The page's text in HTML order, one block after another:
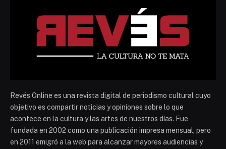
Revés Online es una revista digital de periodismo cultural cuyo
objetivo es compartir noticias y opiniones sobre lo que
acontece en la cultura y las artes de nuestros días. Fue
fundada en 2002 como una publicación impresa mensual, pero
en 2011 emigró a la web para alcanzar mayores audiencias y